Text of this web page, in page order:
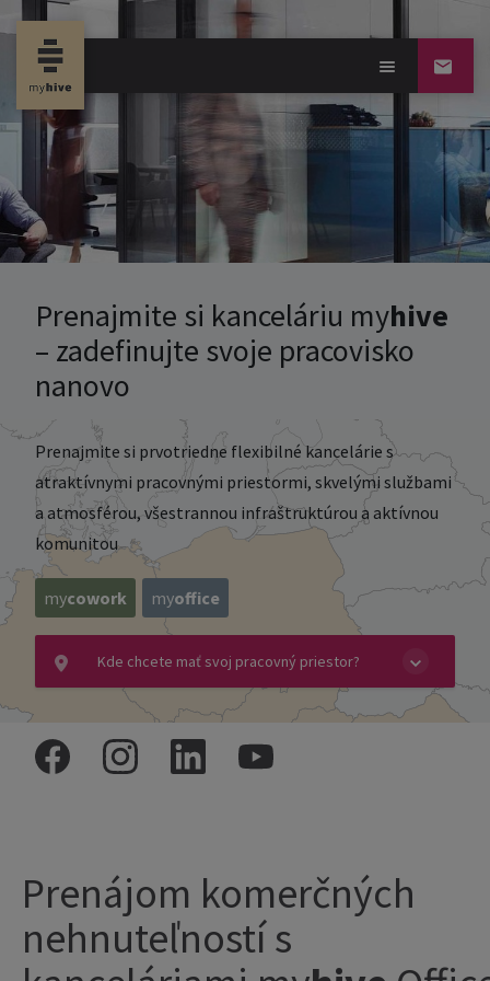
Prenajmite si kanceláriu myhive
– zadefinujte svoje pracovisko
nanovo
Prenajmite si prvotriedne flexibilné kancelárie s
atraktívnymi pracovnými priestormi, skvelými službami
a atmosférou, všestrannou infraštruktúrou a aktívnou
komunitou
mycowork myoffice
Kde chcete mať svoj pracovný priestor?
Prenájom komerčných
nehnuteľností s